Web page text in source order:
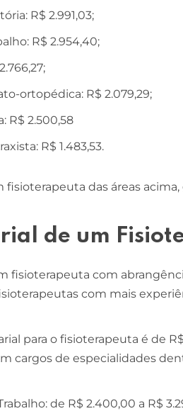
R$ 2.991,03;
R$ 2.954,40;
ortopédica: R$ 2.079,29;
R$ 2.500,58
R$ 1.483,53.
fisioterapeuta das áreas
de um
fisioterapeuta com
com mais
para o fisioterapeuta é de
cargos de especialidades
de R$ 2.400,00 a R$
SÃO LUÍS -